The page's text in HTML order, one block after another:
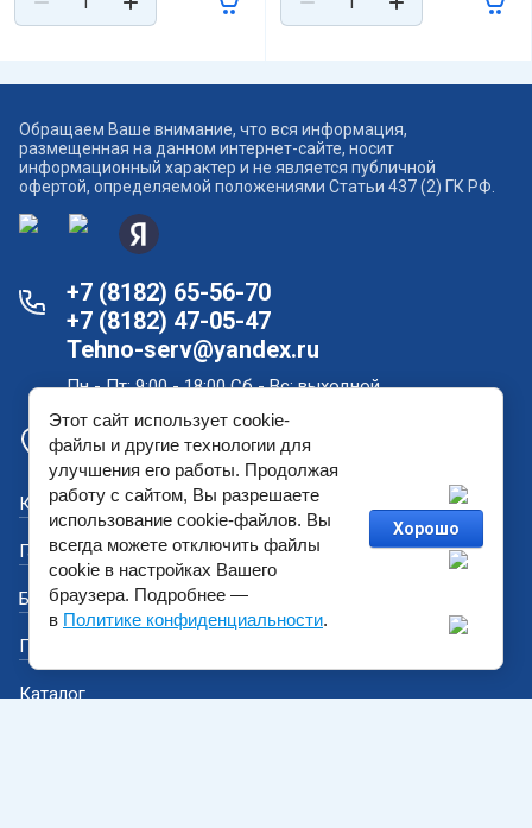
Обращаем Ваше внимание, что вся информация,
размещенная на данном интернет-сайте, носит
информационный характер и не является публичной
офертой, определяемой положениями Статьи 437 (2) ГК РФ.
+7 (8182) 65-56-70
+7 (8182) 47-05-47
Tehno-serv@yandex.ru
Пн - Пт: 9:00 - 18:00 Сб - Вс: выходной
Офис продаж и склад в Архангельске: проспект
Новгородский, дом 181
Как купить?
Гарантийный ремонт
Бренды
Политика конфиденциальности
Каталог
Этот сайт использует cookie-
файлы и другие технологии для
улучшения его работы. Продолжая
работу с сайтом, Вы разрешаете
использование cookie-файлов. Вы
всегда можете отключить файлы
cookie в настройках Вашего
браузера. Подробнее —
в Политике конфиденциальности.
Хорошо